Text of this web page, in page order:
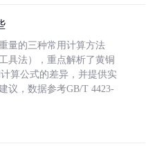
量的三种常用计算方法
具法），重点解析了黄铜
算公式的差异，并提供实
议，数据参考GB/T 4423-